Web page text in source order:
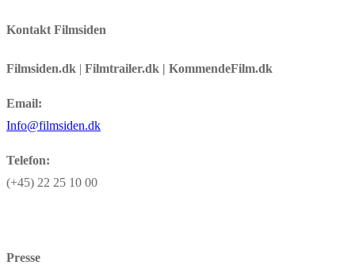
Kontakt Filmsiden
Filmsiden.dk | Filmtrailer.dk | KommendeFilm.dk
Email:
Info@filmsiden.dk
Telefon:
(+45) 22 25 10 00
Presse